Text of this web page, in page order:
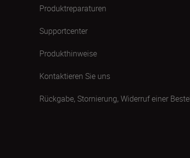
Produktreparaturen
Supportcenter
Produkthinweise
Kontaktieren Sie uns
Rückgabe, Stornierung, Widerruf einer